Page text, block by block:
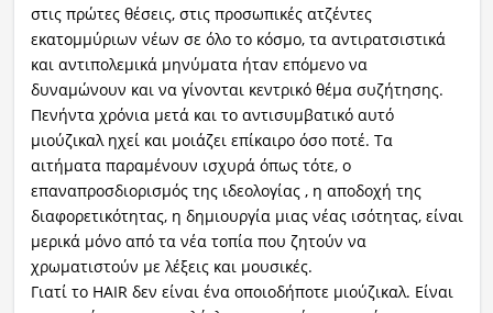
στις πρώτες θέσεις, στις προσωπικές ατζέντες
εκατομμύριων νέων σε όλο το κόσμο, τα αντιρατσιστικά
και αντιπολεμικά μηνύματα ήταν επόμενο να
δυναμώνουν και να γίνονται κεντρικό θέμα συζήτησης.
Πενήντα χρόνια μετά και το αντισυμβατικό αυτό
μιούζικαλ ηχεί και μοιάζει επίκαιρο όσο ποτέ. Τα
αιτήματα παραμένουν ισχυρά όπως τότε, ο
επαναπροσδιορισμός της ιδεολογίας , η αποδοχή της
διαφορετικότητας, η δημιουργία μιας νέας ισότητας, είναι
μερικά μόνο από τα νέα τοπία που ζητούν να
χρωματιστούν με λέξεις και μουσικές.
Γιατί το HAIR δεν είναι ένα οποιοδήποτε μιούζικαλ. Είναι